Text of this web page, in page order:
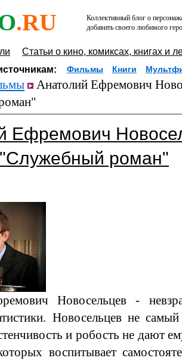
.RU
Коллективный блог о
добавить своего любимого
Статьи о кино, комиксах, книгах и
Фильмы Книги
Анатолий Ефремович
Ефремович
роман"
Новосельцев -
Новосельцев не
и робость не дают
воспитывает